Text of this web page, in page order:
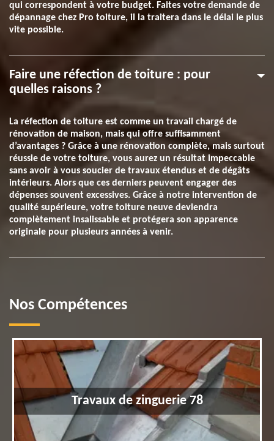
qui correspondent à votre budget. Faites votre demande de
dépannage chez Pro toiture, il la traitera dans le délai le plus
vite possible.
Faire une réfection de toiture : pour
quelles raisons ?
La réfection de toiture est comme un travail chargé de
rénovation de maison, mais qui offre suffisamment
d’avantages ? Grâce à une rénovation complète, mais surtout
réussie de votre toiture, vous aurez un résultat impeccable
sans avoir à vous soucier de travaux étendus et de dégâts
intérieurs. Alors que ces derniers peuvent engager des
dépenses souvent excessives. Grâce à notre intervention de
qualité supérieure, votre toiture neuve deviendra
complètement insalissable et protégera son apparence
originale pour plusieurs années à venir.
Nos Compétences
Travaux de zinguerie 78